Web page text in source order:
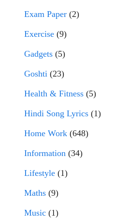
Exam Paper (2)
Exercise (9)
Gadgets (5)
Goshti (23)
Health & Fitness (5)
Hindi Song Lyrics (1)
Home Work (648)
Information (34)
Lifestyle (1)
Maths (9)
Music (1)